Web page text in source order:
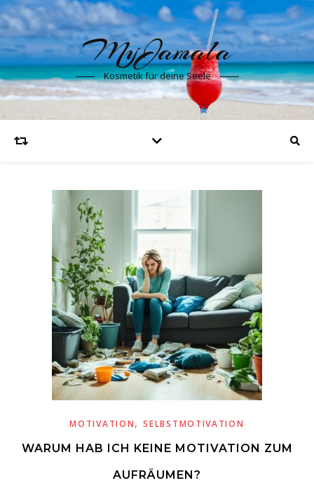
MyJamala
Kosmetik für deine Seele
MOTIVATION,SELBSTMOTIVATION
WARUM HAB ICH KEINE MOTIVATION ZUM
AUFRÄUMEN?